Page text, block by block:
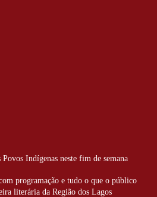
Indígenas neste fim de semana
programação e tudo o que o público
literária da Região dos Lagos